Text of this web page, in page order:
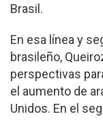
Brasil.
En esa línea y
brasileño,
perspectivas
el aumento de
Unidos. En el